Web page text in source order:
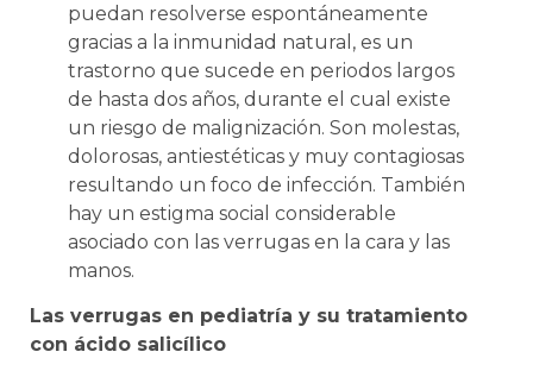
puedan resolverse espontáneamente
gracias a la inmunidad natural, es un
trastorno que sucede en periodos largos
de hasta dos años, durante el cual existe
un riesgo de malignización. Son molestas,
dolorosas, antiestéticas y muy contagiosas
resultando un foco de infección. También
hay un estigma social considerable
asociado con las verrugas en la cara y las
manos.
Las verrugas en pediatría y su tratamiento
con ácido salicílico